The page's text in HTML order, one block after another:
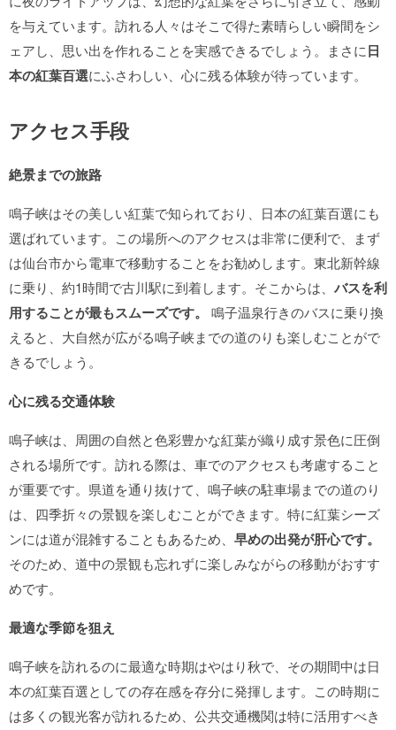
を与えています。訪れる人々はそこで得た素晴らしい瞬間をシ
ェアし、思い出を作れることを実感できるでしょう。まさに日
本の紅葉百選にふさわしい、心に残る体験が待っています。
アクセス手段
絶景までの旅路
鳴子峡はその美しい紅葉で知られており、日本の紅葉百選にも
選ばれています。この場所へのアクセスは非常に便利で、まず
は仙台市から電車で移動することをお勧めします。東北新幹線
に乗り、約1時間で古川駅に到着します。そこからは、 バスを利
用することが最もスムーズです。
鳴子温泉行きのバスに乗り換
えると、大自然が広がる鳴子峡までの道のりも楽しむことがで
きるでしょう。
心に残る交通体験
鳴子峡は、周囲の自然と色彩豊かな紅葉が織り成す景色に圧倒
される場所です。訪れる際は、車でのアクセスも考慮すること
が重要です。県道を通り抜けて、鳴子峡の駐車場までの道のり
は、四季折々の景観を楽しむことができます。特に紅葉シーズ
ンには道が混雑することもあるため、 早めの出発が肝心です。
そのため、道中の景観も忘れずに楽しみながらの移動がおすす
めです。
最適な季節を狙え
鳴子峡を訪れるのに最適な時期はやはり秋で、その期間中は日
本の紅葉百選としての存在感を存分に発揮します。この時期に
は多くの観光客が訪れるため、公共交通機関は特に活用すべき